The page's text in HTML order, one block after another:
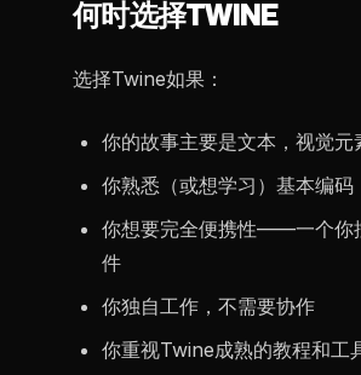
何时选择TWINE
选择Twine如果：
你的故事主要是文本，视觉元
你熟悉（或想学习）基本编码
你想要完全便携性——一个你
件
你独自工作，不需要协作
你重视Twine成熟的教程和工